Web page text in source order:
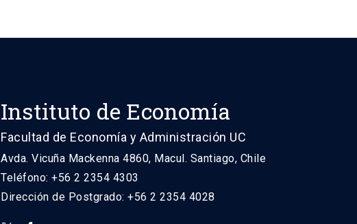
Instituto de Economía
Facultad de Economía y Administración UC
Avda. Vicuña Mackenna 4860, Macul. Santiago, Chile
Teléfono: +56 2 2354 4303
Dirección de Postgrado: +56 2 2354 4028